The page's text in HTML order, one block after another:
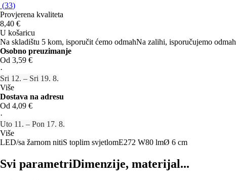
(33)
Provjerena kvaliteta
8,40 €
U košaricu
Na skladištu 5 kom, isporučit ćemo odmahNa zalihi, isporučujemo odmah
Osobno preuzimanje
Od 3,59 €
·
Sri 12. – Sri 19. 8.
Više
Dostava na adresu
Od 4,09 €
·
Uto 11. – Pon 17. 8.
Više
LED/sa žarnom nitiS toplim svjetlomE272 W80 lmØ 6 cm
Svi parametriDimenzije, materijal...